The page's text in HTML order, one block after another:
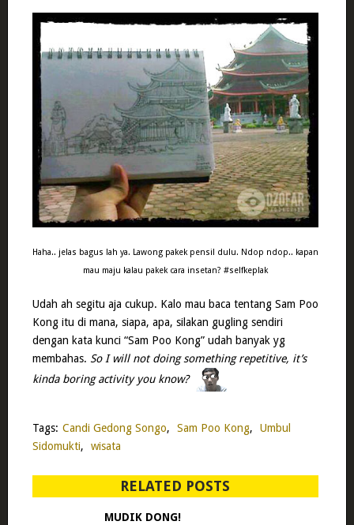
Haha.. jelas bagus lah ya. Lawong pakek pensil dulu. Ndop ndop.. kapan
mau maju kalau pakek cara insetan? #selfkeplak
Udah ah segitu aja cukup. Kalo mau baca tentang Sam Poo
Kong itu di mana, siapa, apa, silakan gugling sendiri
dengan kata kunci “Sam Poo Kong” udah banyak yg
membahas. So I will not doing something repetitive, it’s
kinda boring activity you know?
Tags: Candi Gedong Songo, Sam Poo Kong,
Umbul
Sidomukti, wisata
RELATED POSTS
MUDIK DONG!